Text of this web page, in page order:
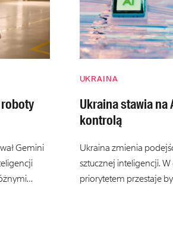
Gemini
UKRAINA
Ukraina stawia na
kontrolą
Ukraina zmienia
sztucznej inteligencji.
priorytetem przestaje